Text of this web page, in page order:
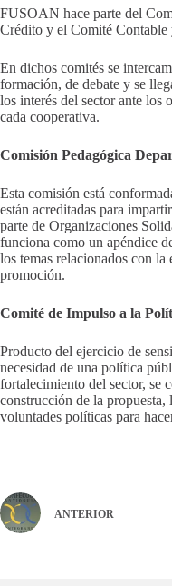
FUSOAN hace parte del
Crédito y el Comité Contable
En dichos comités se
formación, de debate y se
los interés del sector ante los
cada cooperativa.
Comisión Pedagógica
Esta comisión está
están acreditadas para
parte de Organizaciones
funciona como un apéndice
los temas relacionados con
promoción.
Comité de Impulso a la
Producto del ejercicio de
necesidad de una política
fortalecimiento del sector, se
construcción de la
voluntades políticas para
ANTERIOR